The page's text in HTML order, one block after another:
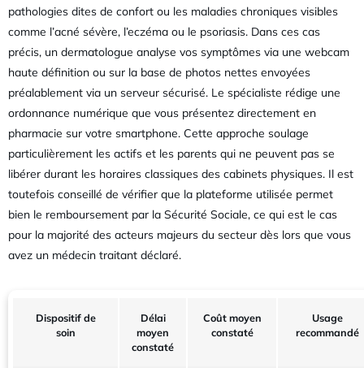
pathologies dites de confort ou les maladies chroniques visibles
comme l’acné sévère, l’eczéma ou le psoriasis. Dans ces cas
précis, un dermatologue analyse vos symptômes via une webcam
haute définition ou sur la base de photos nettes envoyées
préalablement via un serveur sécurisé. Le spécialiste rédige une
ordonnance numérique que vous présentez directement en
pharmacie sur votre smartphone. Cette approche soulage
particulièrement les actifs et les parents qui ne peuvent pas se
libérer durant les horaires classiques des cabinets physiques. Il est
toutefois conseillé de vérifier que la plateforme utilisée permet
bien le remboursement par la Sécurité Sociale, ce qui est le cas
pour la majorité des acteurs majeurs du secteur dès lors que vous
avez un médecin traitant déclaré.
Dispositif de
soin
Délai
moyen
constaté
Coût moyen
constaté
Usage
recommandé